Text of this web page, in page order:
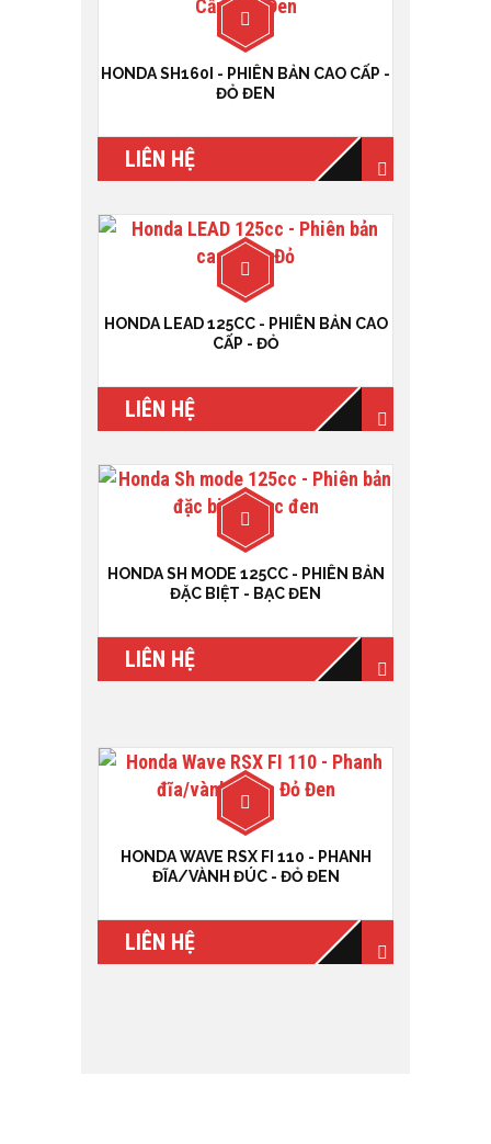
HONDA SH160I - PHIÊN BẢN CAO CẤP -
ĐỎ ĐEN
LIÊN HỆ
HONDA LEAD 125CC - PHIÊN BẢN CAO
CẤP - ĐỎ
LIÊN HỆ
HONDA SH MODE 125CC - PHIÊN BẢN
ĐẶC BIỆT - BẠC ĐEN
LIÊN HỆ
HONDA WAVE RSX FI 110 - PHANH
ĐĨA/VÀNH ĐÚC - ĐỎ ĐEN
LIÊN HỆ